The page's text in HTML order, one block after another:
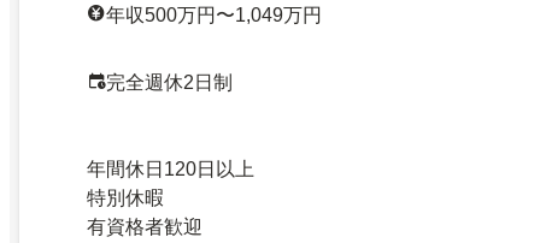
年収500万円〜1,049万円
完全週休2日制
年間休日120日以上
特別休暇
有資格者歓迎